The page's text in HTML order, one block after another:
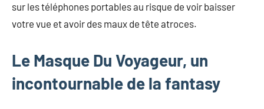
sur les téléphones portables au risque de voir baisser
votre vue et avoir des maux de tête atroces.
Le Masque Du Voyageur, un
incontournable de la fantasy